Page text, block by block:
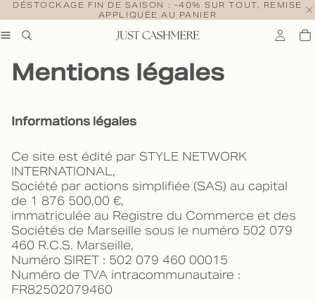
DÉSTOCKAGE FIN DE SAISON : -40% SUR TOUT, REMISE
APPLIQUÉE AU PANIER
Mentions légales
Informations légales
Ce site est édité par STYLE NETWORK
INTERNATIONAL,
Société par actions simplifiée (SAS) au capital
de 1 876 500,00 €,
immatriculée au Registre du Commerce et des
Sociétés de Marseille sous le numéro 502 079
460 R.C.S. Marseille,
Numéro SIRET : 502 079 460 00015
Numéro de TVA intracommunautaire :
FR82502079460